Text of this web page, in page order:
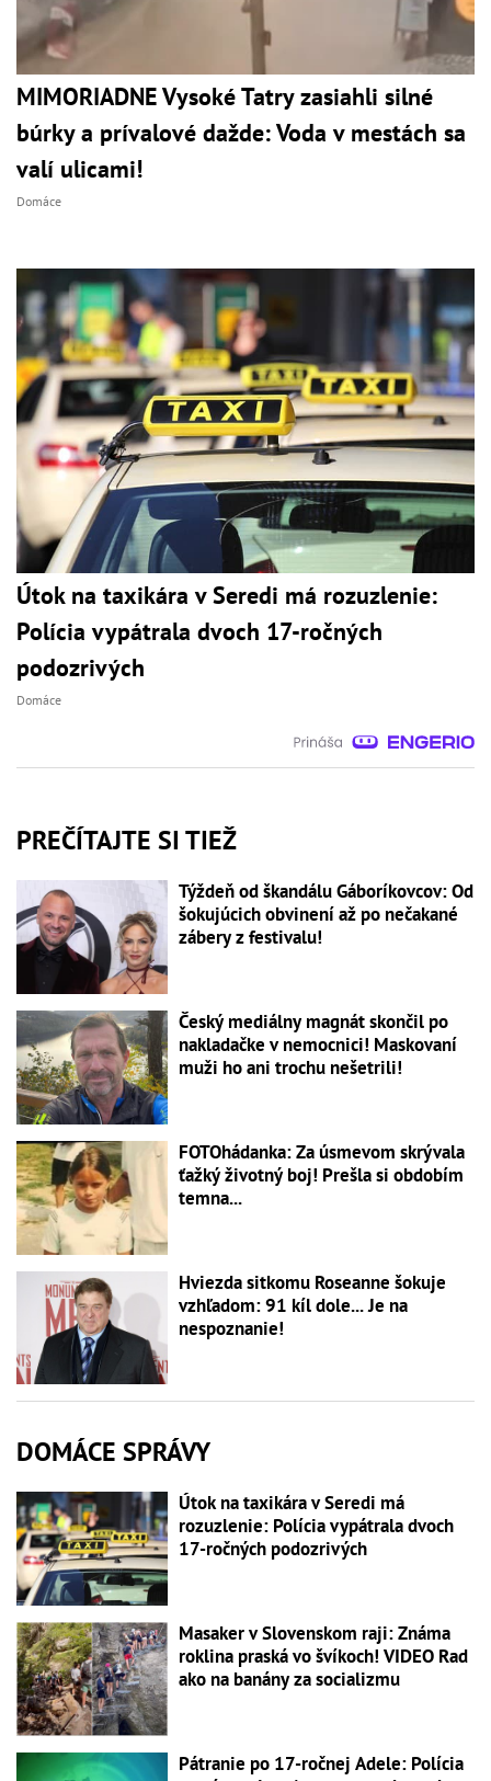
MIMORIADNE Vysoké Tatry zasiahli silné
búrky a prívalové dažde: Voda v mestách sa
valí ulicami!
Domáce
Útok na taxikára v Seredi má rozuzlenie:
Polícia vypátrala dvoch 17-ročných
podozrivých
Domáce
PREČÍTAJTE SI TIEŽ
Týždeň od škandálu Gáboríkovcov: Od
šokujúcich obvinení až po nečakané
zábery z festivalu!
Český mediálny magnát skončil po
nakladačke v nemocnici! Maskovaní
muži ho ani trochu nešetrili!
FOTOhádanka: Za úsmevom skrývala
ťažký životný boj! Prešla si obdobím
temna...
Hviezda sitkomu Roseanne šokuje
vzhľadom: 91 kíl dole... Je na
nespoznanie!
DOMÁCE SPRÁVY
Útok na taxikára v Seredi má
rozuzlenie: Polícia vypátrala dvoch
17-ročných podozrivých
Masaker v Slovenskom raji: Známa
roklina praská vo švíkoch! VIDEO Rad
ako na banány za socializmu
Pátranie po 17-ročnej Adele: Polícia